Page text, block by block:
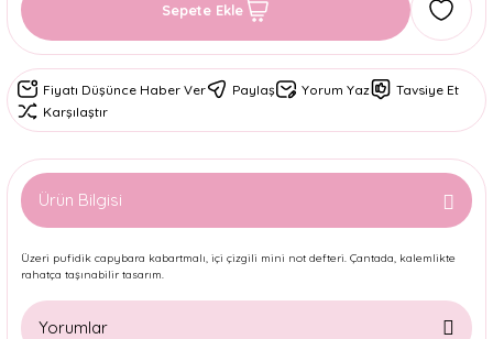
Sepete Ekle
Fiyatı Düşünce Haber Ver Paylaş Yorum Yaz
Tavsiye Et
Karşılaştır
Ürün Bilgisi
Üzeri pufidik capybara kabartmalı, içi çizgili mini not defteri. Çantada, kalemlikte
rahatça taşınabilir tasarım.
Yorumlar